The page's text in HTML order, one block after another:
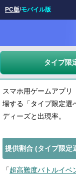
タイプ限
スマホ用ゲームアプリ
場する「タイプ限定
ディーズと出現率。
提供割合 (タイプ限
「超高難度バトルイベ
PC版/モバイル版